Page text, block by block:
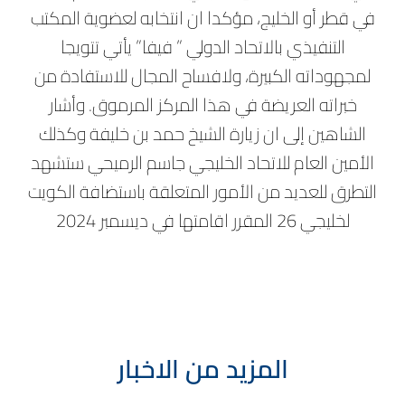
في قطر أو الخليج، مؤكدا ان انتخابه لعضوية المكتب
التنفيذي بالاتحاد الدولي ” فيفا” يأتي تتويجا
لمجهوداته الكبيرة، ولافساح المجال للاستفادة من
خبراته العريضة في هذا المركز المرموق. وأشار
الشاهين إلى ان زيارة الشيخ حمد بن خليفة وكذلك
الأمين العام للاتحاد الخليجي جاسم الرميحي ستشهد
التطرق للعديد من الأمور المتعلقة باستضافة الكويت
لخليجي 26 المقرر اقامتها في ديسمبر 2024
المزيد من الاخبار